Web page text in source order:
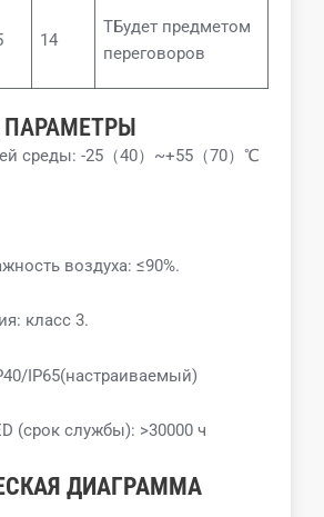
14
TБудет предметом
переговоров
ПАРАМЕТРЫ
среды: -25（40）~+55（70）℃
воздуха: ≤90%.
класс 3.
IP65(настраиваемый)
(срок службы): >30000 ч
ДИАГРАММА